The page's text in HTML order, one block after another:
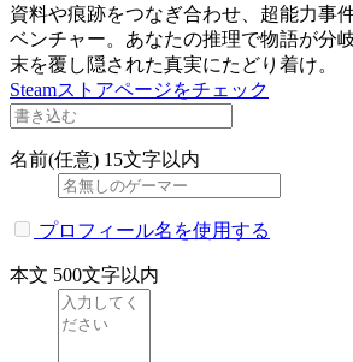
資料や痕跡をつなぎ合わせ、超能力事
ベンチャー。あなたの推理で物語が分
末を覆し隠された真実にたどり着け。
Steamストアページをチェック
名前(任意) 15文字以内
プロフィール名を使用する
本文 500文字以内